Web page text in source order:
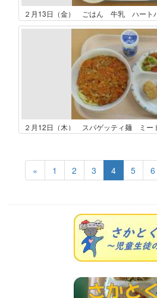
« 1 2 3 4 5 6